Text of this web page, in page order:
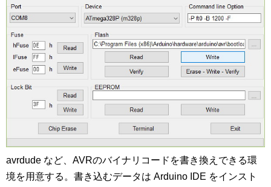
avrdude など、AVRのバイナリコードを書き換えできる環
境を用意する。書き込むデータは Arduino IDE をインスト